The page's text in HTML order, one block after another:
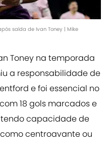
saída de Ivan Toney | Mike
Toney na temporada
a responsabilidade de
e foi essencial no
18 gols marcados e
capacidade de
centroavante ou